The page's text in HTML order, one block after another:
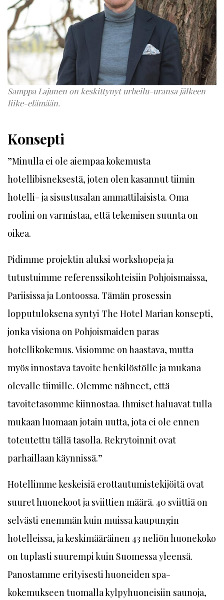
Samppa Lajunen on keskittynyt urheilu-uransa jälkeen
liike-elämään.
Konsepti
”Minulla ei ole aiempaa kokemusta
hotellibisneksestä, joten olen kasannut tiimin
hotelli- ja sisustusalan ammattilaisista. Oma
roolini on varmistaa, että tekemisen suunta on
oikea.
Pidimme projektin aluksi workshopeja ja
tutustuimme referenssikohteisiin Pohjoismaissa,
Pariisissa ja Lontoossa. Tämän prosessin
lopputuloksena syntyi The Hotel Marian konsepti,
jonka visiona on Pohjoismaiden paras
hotellikokemus. Visiomme on haastava, mutta
myös innostava tavoite henkilöstölle ja mukana
olevalle tiimille. Olemme nähneet, että
tavoitetasomme kiinnostaa. Ihmiset haluavat tulla
mukaan luomaan jotain uutta, jota ei ole ennen
toteutettu tällä tasolla. Rekrytoinnit ovat
parhaillaan käynnissä.”
Hotellimme keskeisiä erottautumistekijöitä ovat
suuret huonekoot ja sviittien määrä. 40 sviittiä on
selvästi enemmän kuin muissa kaupungin
hotelleissa, ja keskimääräinen 43 neliön huonekoko
on tuplasti suurempi kuin Suomessa yleensä.
Panostamme erityisesti huoneiden spa-
kokemukseen tuomalla kylpyhuoneisiin saunoja,